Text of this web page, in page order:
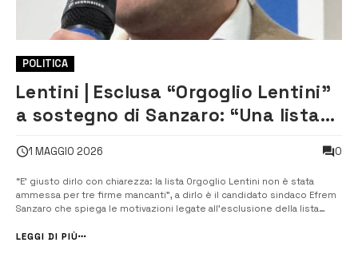
POLITICA
Lentini | Esclusa “Orgoglio Lentini”
a sostegno di Sanzaro: “Una lista
che cresce”
1 MAGGIO 2026 0
“E’ giusto dirlo con chiarezza: la lista Orgoglio Lentini non è stata
ammessa per tre firme mancanti”, a dirlo è il candidato sindaco Efrem
Sanzaro che spiega le motivazioni legate all’esclusione della lista
disposizione”. “Ma...
LEGGI DI PIÙ